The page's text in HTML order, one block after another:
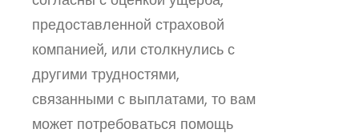
предоставленной страховой
компанией, или столкнулись с
другими трудностями,
связанными с выплатами, то вам
может потребоваться помощь